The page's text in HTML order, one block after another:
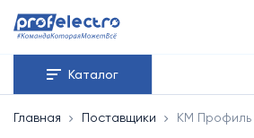
Каталог
Главная Поставщики КМ Профиль